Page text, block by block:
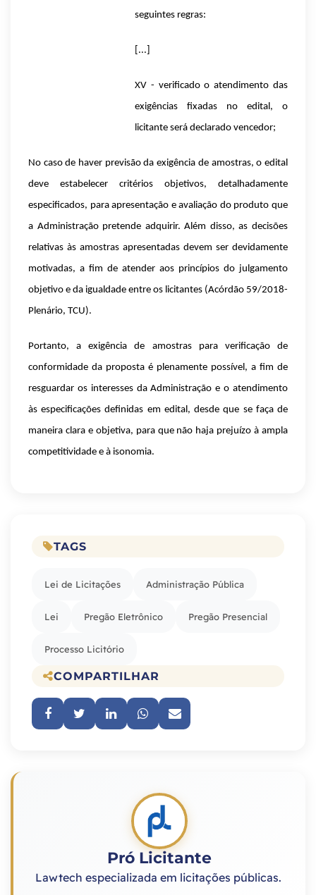
seguintes regras:
[...]
XV - verificado o atendimento das
exigências fixadas no edital, o
licitante será declarado vencedor;
No caso de haver previsão da exigência de amostras, o edital
deve estabelecer critérios objetivos, detalhadamente
especificados, para apresentação e avaliação do produto que
a Administração pretende adquirir. Além disso, as decisões
relativas às amostras apresentadas devem ser devidamente
motivadas, a fim de atender aos princípios do julgamento
objetivo e da igualdade entre os licitantes (Acórdão 59/2018-
Plenário, TCU).
Portanto, a exigência de amostras para verificação de
conformidade da proposta é plenamente possível, a fim de
resguardar os interesses da Administração e o atendimento
às especificações definidas em edital, desde que se faça de
maneira clara e objetiva, para que não haja prejuízo à ampla
competitividade e à isonomia.
TAGS
Lei de Licitações Administração Pública
Lei Pregão Eletrônico Pregão Presencial
Processo Licitório
COMPARTILHAR
Pró Licitante
Lawtech especializada em licitações públicas.